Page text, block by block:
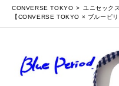
CONVERSE TOKYO ユニセックス
【CONVERSE TOKYO × ブルーピ